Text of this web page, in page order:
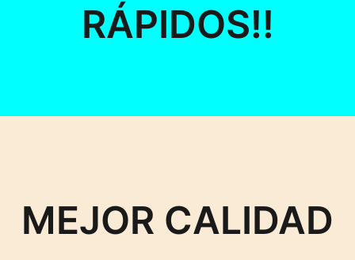
RÁPIDOS!!
MEJOR CALIDAD